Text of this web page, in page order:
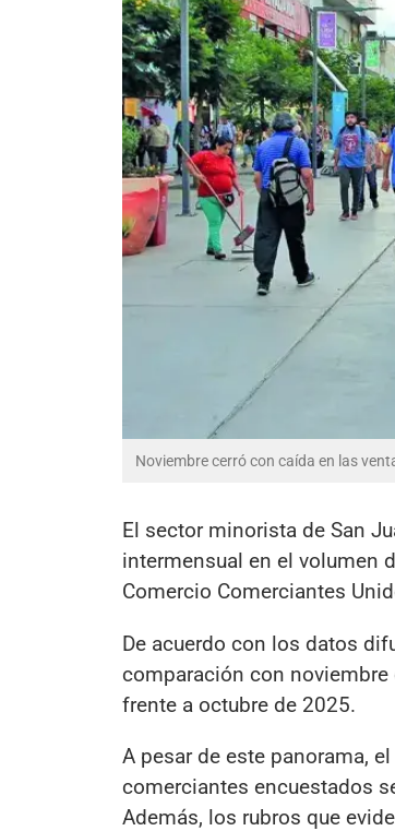
Noviembre cerró con caída en las
El sector minorista de San
intermensual en el volumen
Comercio Comerciantes
De acuerdo con los datos
comparación con
frente a octubre de 2025.
A pesar de este panorama,
comerciantes encuestados
Además, los rubros que